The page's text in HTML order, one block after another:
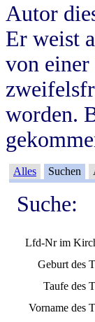
Autor
Er weist
von
worden.
Alles Suchen
Suche:
Lfd-Nr im
Geburt des
Taufe des
Vorname des